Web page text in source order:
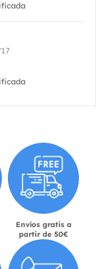
Envíos gratis a
partir de 50€